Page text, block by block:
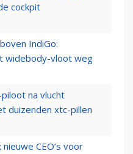
cockpit
IndiGo:
widebody-vloot weg
na vlucht
duizenden xtc-pillen
CEO’s voor